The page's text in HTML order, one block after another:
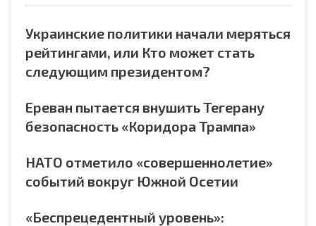
Украинские политики начали меряться
рейтингами, или Кто может стать
следующим президентом?
Ереван пытается внушить Тегерану
безопасность «Коридора Трампа»
НАТО отметило «совершеннолетие»
событий вокруг Южной Осетии
«Беспрецедентный уровень»: